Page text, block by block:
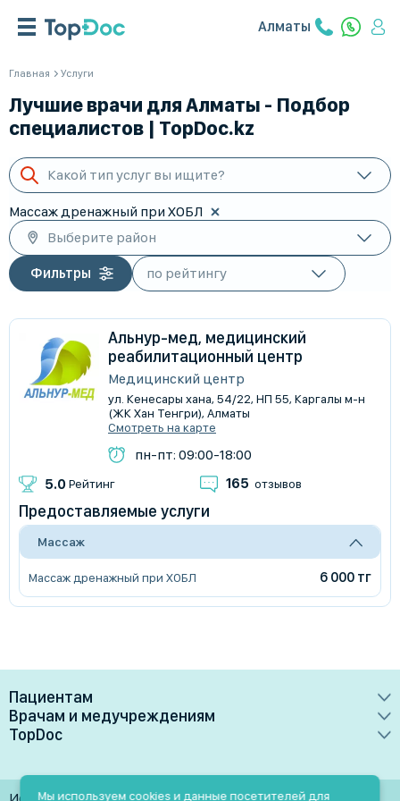
Алматы
Главная Услуги
Лучшие врачи для Алматы - Подбор
специалистов | TopDoc.kz
Какой тип услуг вы ищите?
Массаж дренажный при ХОБЛ
Выберите район
Фильтры
Альнур-мед, медицинский
реабилитационный центр
Медицинский центр
ул. Кенесары хана, 54/22, НП 55, Каргалы м-н
(ЖК ​Хан Тенгри), Алматы
Смотреть на карте
пн-пт: 09:00-18:00
5.0 Рейтинг 165 отзывов
Предоставляемые услуги
Массаж
Массаж дренажный при ХОБЛ 6 000 тг
Пациентам
Врачи
Клиники
Лаборатории
Врачам и медучреждениям
Преимущества
TopDoc
Контакты
Мы используем cookies и данные посетителей для